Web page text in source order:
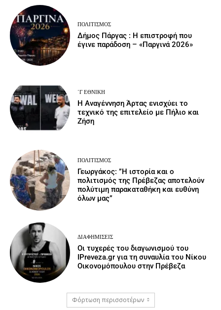
ΠΟΛΙΤΙΣΜΌΣ
Δήμος Πάργας : Η επιστροφή που
έγινε παράδοση – «Παργινά 2026»
΄Γ ΕΘΝΙΚΉ
Η Αναγέννηση Άρτας ενισχύει το
τεχνικό της επιτελείο με Πήλιο και
Ζήση
ΠΟΛΙΤΙΣΜΌΣ
Γεωργάκος: ”Η ιστορία και ο
πολιτισμός της Πρέβεζας αποτελούν
πολύτιμη παρακαταθήκη και ευθύνη
όλων μας”
ΔΙΑΦΗΜΊΣΕΙΣ
Οι τυχερές του διαγωνισμού του
IPreveza.gr για τη συναυλία του Νίκου
Οικονομόπουλου στην Πρέβεζα
Φόρτωση περισσοτέρων